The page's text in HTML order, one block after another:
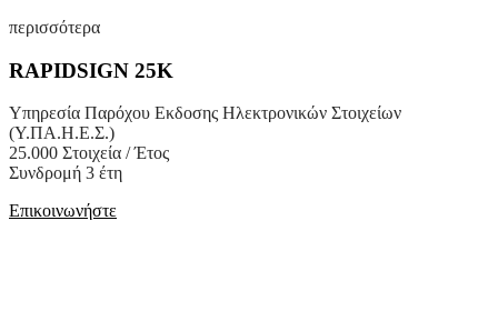
περισσότερα
RAPIDSIGN 25K
Υπηρεσία Παρόχου Εκδοσης Ηλεκτρονικών Στοιχείων
(Υ.ΠΑ.Η.Ε.Σ.)
25.000 Στοιχεία / Έτος
Συνδρομή 3 έτη
Επικοινωνήστε